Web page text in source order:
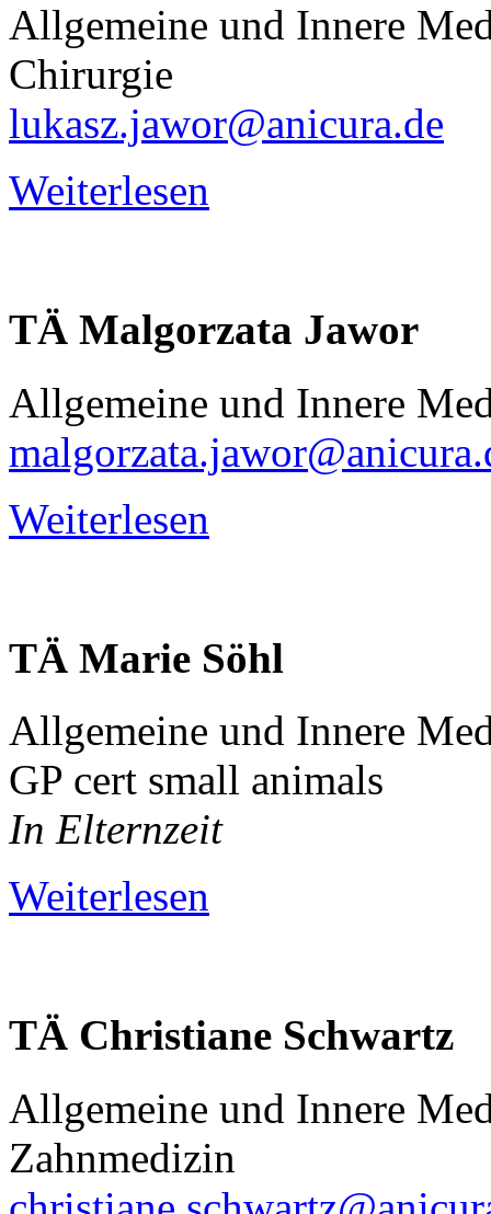
Allgemeine und Innere
Chirurgie
lukasz.jawor@anicura.de
Weiterlesen
TÄ Malgorzata Jawor
Allgemeine und Innere
Weiterlesen
TÄ Marie Söhl
Allgemeine und Innere
GP cert small animals
In Elternzeit
Weiterlesen
TÄ Christiane Schwartz
Allgemeine und Innere
Zahnmedizin